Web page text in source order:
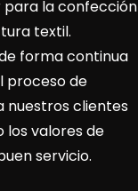
la confección
textil.
forma continua
proceso de
nuestros clientes
los valores de
servicio.